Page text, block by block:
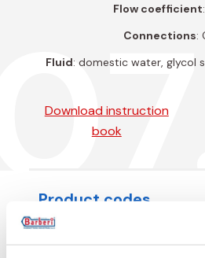
Flow coefficient
Connections:
Fluid: domestic water, glycol
Download instruction
book
Product codes